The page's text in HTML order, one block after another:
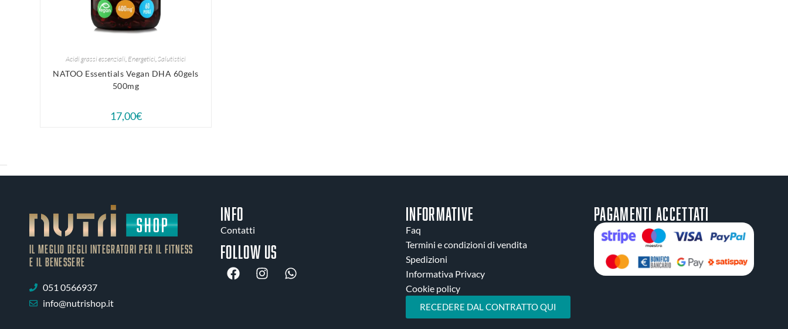
Acidi grassi essenziali Energetici Salutistici
NATOO Essentials Vegan DHA 60gels
500mg
17,00€
IL MEGLIO DEGLI Integratori PER IL FITNESS
E IL BENESSERE
051 0566937
info@nutrishop.it
INFO
Contatti
Follow us
INFORMATIVE
Faq
Termini e condizioni di vendita
Spedizioni
Informativa Privacy
Cookie policy
RECEDERE DAL CONTRATTO QUI
Pagamenti accettati